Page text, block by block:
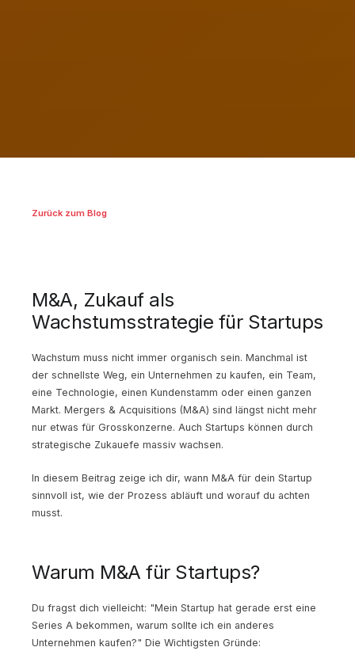
Zurück zum Blog
M&A, Zukauf als
Wachstumsstrategie für Startups
Wachstum muss nicht immer organisch sein. Manchmal ist
der schnellste Weg, ein Unternehmen zu kaufen, ein Team,
eine Technologie, einen Kundenstamm oder einen ganzen
Markt. Mergers & Acquisitions (M&A) sind längst nicht mehr
nur etwas für Grosskonzerne. Auch Startups können durch
strategische Zukauefe massiv wachsen.
In diesem Beitrag zeige ich dir, wann M&A für dein Startup
sinnvoll ist, wie der Prozess abläuft und worauf du achten
musst.
Warum M&A für Startups?
Du fragst dich vielleicht: "Mein Startup hat gerade erst eine
Series A bekommen, warum sollte ich ein anderes
Unternehmen kaufen?" Die Wichtigsten Gründe: